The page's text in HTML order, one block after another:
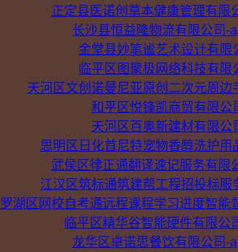
正定县医诺创草本健康管理有限
长沙县恒益隆物流有限公司-
金堂县妙笔谧艺术设计有限
临平区图聚极网络科技有限
天河区文创诺曼尼亚原创二次元周边
和平区悦锋凯商贸有限公
天河区百奥新建材有限公
思明区日化首尼特宠物香醇洗护用
武侯区律正通翻译速记服务有限
江汉区筑标通筑建帮工程招投标服
罗湖区网校自考通远程课程学习进度智能
临平区精华谷智能硬件有限公
龙华区卓诺思餐饮有限公司-